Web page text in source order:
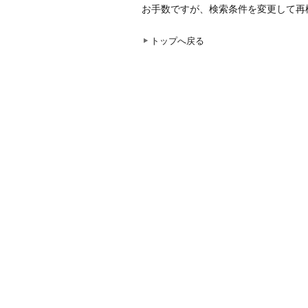
お手数ですが、検索条件を変更して再
トップへ戻る